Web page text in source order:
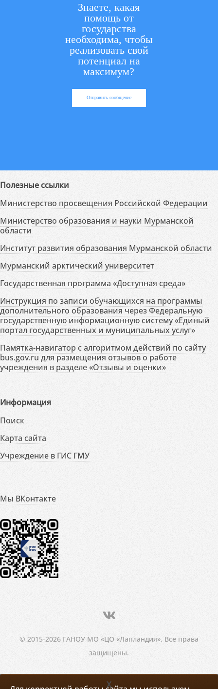
Знаете, какая
помощь от
государства
необходима, чтобы
реализовать свой
потенциал на
максимум?
Отправить сообщение
Полезные ссылки
Министерство просвещения Российской Федерации
Министерство образования и науки Мурманской
области
Институт развития образования Мурманской области
Мурманский арктический университет
Государственная программа «Доступная среда»
Инструкция по записи обучающихся на программы
дополнительного образования через Федеральную
государственную информационную систему «Единый
портал государственных и муниципальных услуг»
Памятка-навигатор с алгоритмом действий по сайту
bus.gov.ru для размещения отзывов о работе
учреждения в разделе «Отзывы и оценки»
Информация
Поиск
Карта сайта
Учреждение в ГИС ГМУ
Мы ВКонтакте
© 2015-2026 ГАНОУ МО «ЦО «Лапландия». Все права
защищены.
X